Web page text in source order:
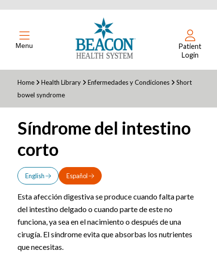
Menu
Patient
Login
Home Health Library Enfermedades y Condiciones
Short
bowel syndrome
Síndrome del intestino
corto
English Español
Esta afección digestiva se produce cuando falta parte
del intestino delgado o cuando parte de este no
funciona, ya sea en el nacimiento o después de una
cirugía. El síndrome evita que absorbas los nutrientes
que necesitas.